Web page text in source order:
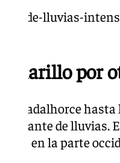
de-lluvias-
amarillo por
y Guadalhorce
de lluvias.
en la parte